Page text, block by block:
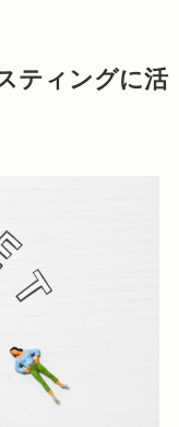
ティングに活